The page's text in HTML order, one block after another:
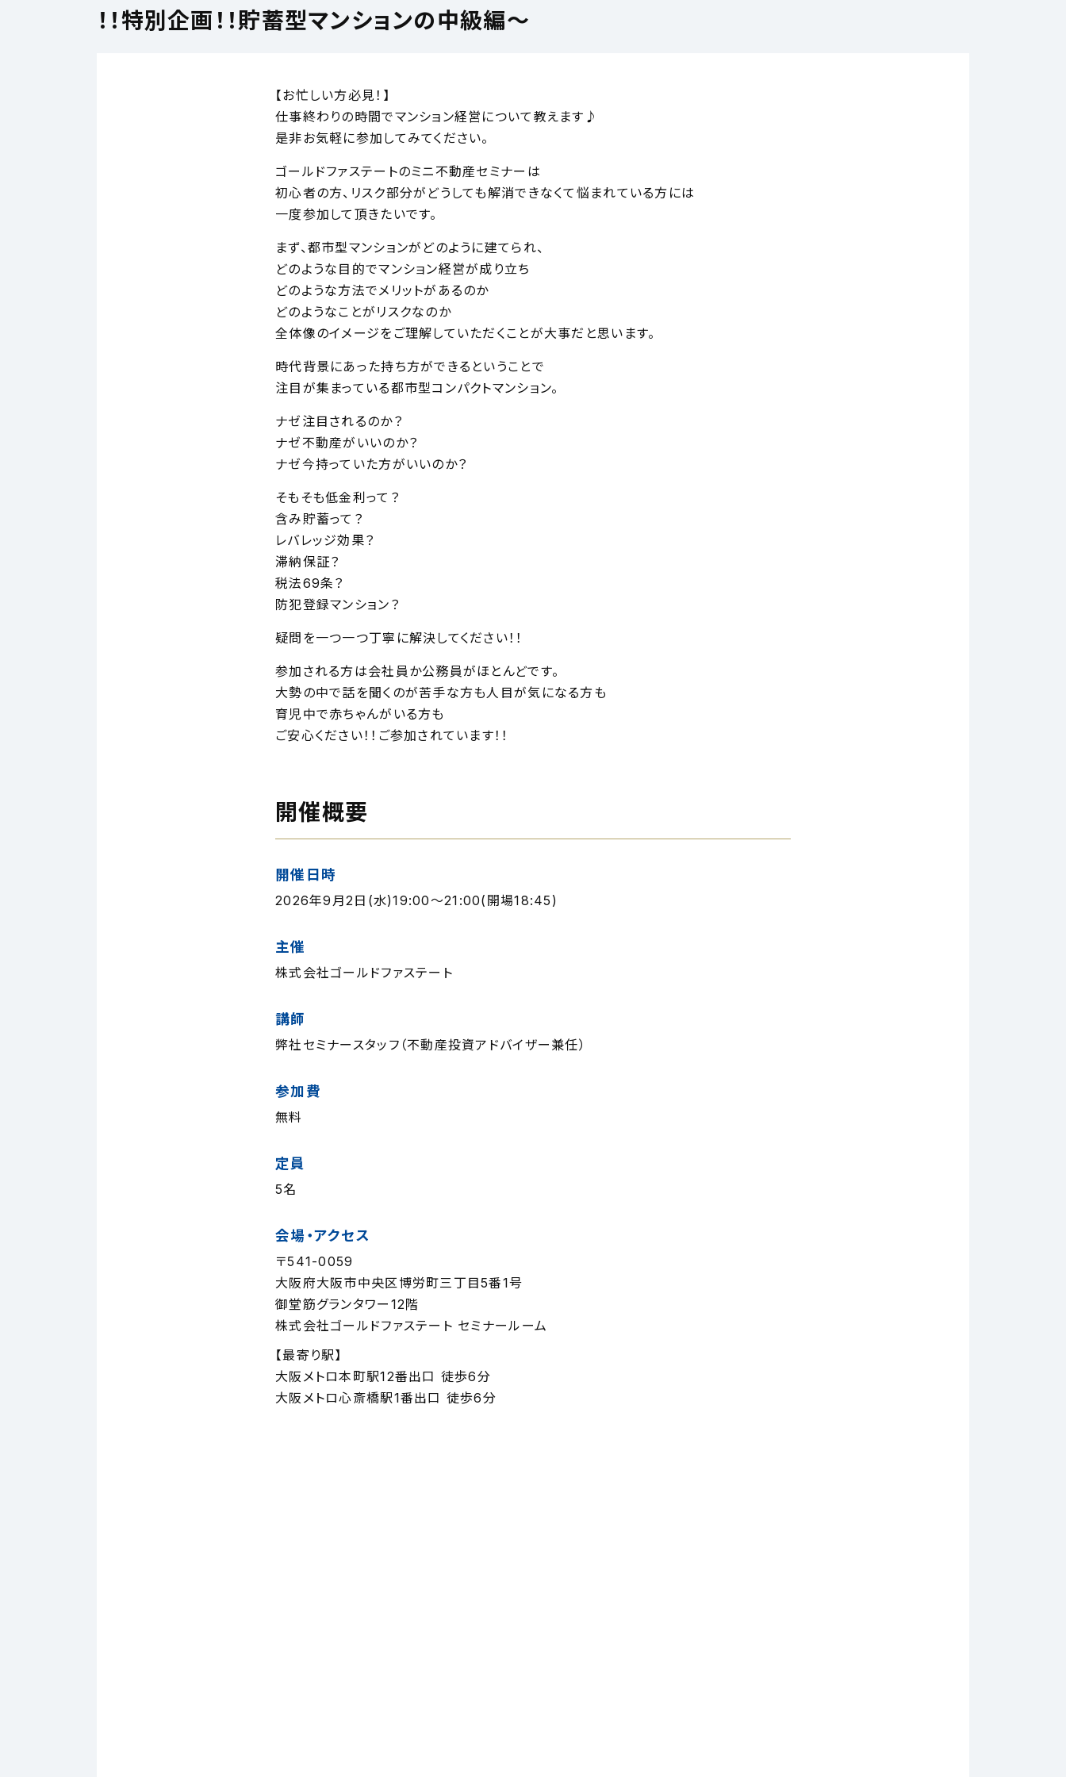
！！特別企画！！貯蓄型マンションの中級編〜
【お忙しい方必見！】
仕事終わりの時間でマンション経営について教えます♪
是非お気軽に参加してみてください。
ゴールドファステートのミニ不動産セミナーは
初心者の方、リスク部分がどうしても解消できなくて悩まれている方には
一度参加して頂きたいです。
まず、都市型マンションがどのように建てられ、
どのような目的でマンション経営が成り立ち
どのような方法でメリットがあるのか
どのようなことがリスクなのか
全体像のイメージをご理解していただくことが大事だと思います。
時代背景にあった持ち方ができるということで
注目が集まっている都市型コンパクトマンション。
ナゼ注目されるのか？
ナゼ不動産がいいのか？
ナゼ今持っていた方がいいのか？
そもそも低金利って？
含み貯蓄って？
レバレッジ効果？
滞納保証？
税法69条？
防犯登録マンション？
疑問を一つ一つ丁寧に解決してください！！
参加される方は会社員か公務員がほとんどです。
大勢の中で話を聞くのが苦手な方も人目が気になる方も
育児中で赤ちゃんがいる方も
ご安心ください！！ご参加されています！！
開催概要
開催日時
2026年9月2日(水)19:00～21:00(開場18:45)
主催
株式会社ゴールドファステート
講師
弊社セミナースタッフ（不動産投資アドバイザー兼任）
参加費
無料
定員
5名
会場・アクセス
〒541-0059
大阪府大阪市中央区博労町三丁目5番1号
御堂筋グランタワー12階
株式会社ゴールドファステート セミナールーム
【最寄り駅】
大阪メトロ本町駅12番出口 徒歩6分
大阪メトロ心斎橋駅1番出口 徒歩6分